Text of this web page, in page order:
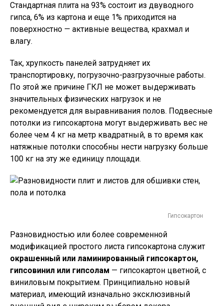
Стандартная плита на 93% состоит из двуводного
гипса, 6% из картона и еще 1% приходится на
поверхностно — активные вещества, крахмал и
влагу.
Так, хрупкость панелей затрудняет их
транспортировку, погрузочно-разгрузочные работы.
По этой же причине ГКЛ не может выдерживать
значительных физических нагрузок и не
рекомендуется для выравнивания полов. Подвесные
потолки из гипсокартона могут выдерживать вес не
более чем 4 кг на метр квадратный, в то время как
натяжные потолки способны нести нагрузку больше
100 кг на эту же единицу площади.
Гипсокартон
Разновидностью или более современной
модификацией простого листа гипсокартона служит
окрашенный или ламинированный гипсокартон,
гипсовинил или гипсолам — гипсокартон цветной, с
виниловым покрытием. Принципиально новый
материал, имеющий изначально эксклюзивный